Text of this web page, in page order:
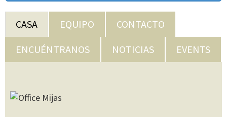
CASA EQUIPO
CONTACTO
ENCUÉNTRANOS
NOTICIAS EVENTS